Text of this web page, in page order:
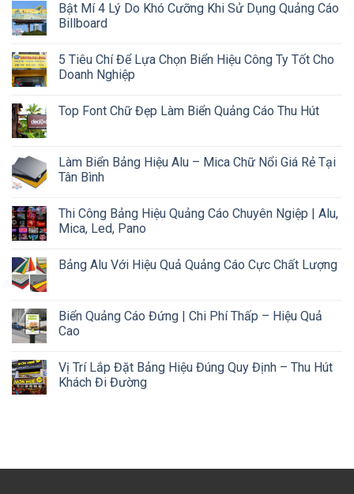
Bật Mí 4 Lý Do Khó Cưỡng Khi Sử Dụng Quảng Cáo
Billboard
5 Tiêu Chí Để Lựa Chọn Biển Hiệu Công Ty Tốt Cho
Doanh Nghiệp
Top Font Chữ Đẹp Làm Biển Quảng Cáo Thu Hút
Làm Biển Bảng Hiệu Alu – Mica Chữ Nổi Giá Rẻ Tại
Tân Bình
Thi Công Bảng Hiệu Quảng Cáo Chuyên Ngiệp | Alu,
Mica, Led, Pano
Bảng Alu Với Hiệu Quả Quảng Cáo Cực Chất Lượng
Biển Quảng Cáo Đứng | Chi Phí Thấp – Hiệu Quả
Cao
Vị Trí Lắp Đặt Bảng Hiệu Đúng Quy Định – Thu Hút
Khách Đi Đường